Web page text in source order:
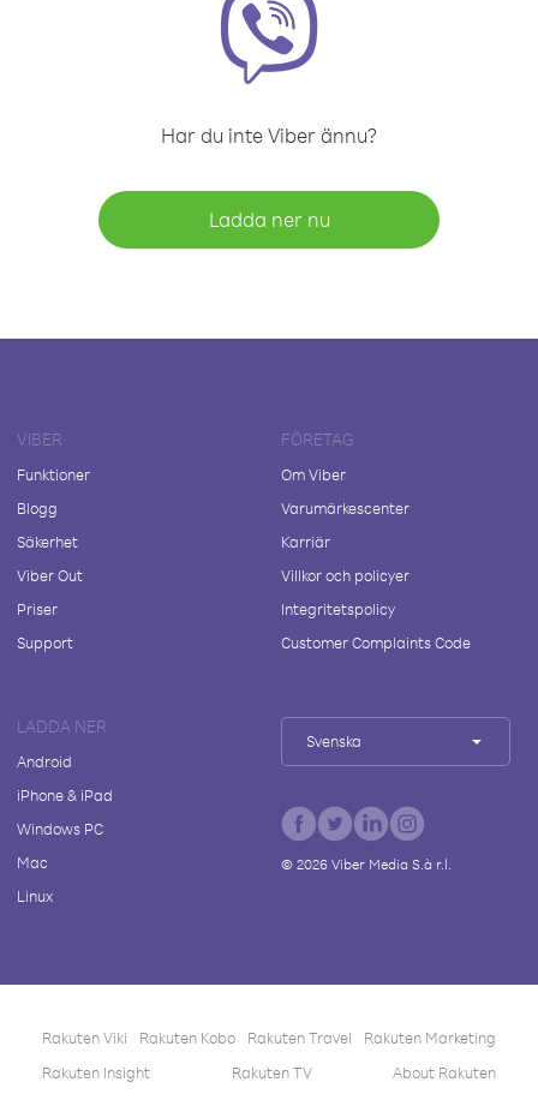
Har du inte Viber ännu?
Ladda ner nu
VIBER
Funktioner
Blogg
Säkerhet
Viber Out
Priser
Support
FÖRETAG
Om Viber
Varumärkescenter
Karriär
Villkor och policyer
Integritetspolicy
Customer Complaints Code
LADDA NER
Android
iPhone & iPad
Windows PC
Mac
Linux
Svenska
© 2026Viber Media S.à r.l.
Rakuten Viki Rakuten Kobo Rakuten Travel
Rakuten Marketing
Rakuten Insight
Rakuten TV About Rakuten